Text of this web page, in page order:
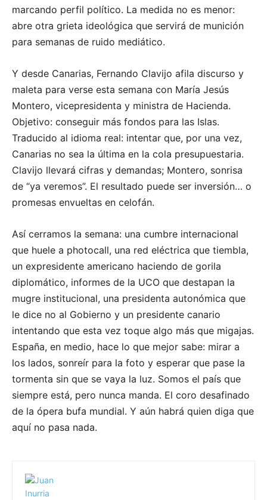
marcando perfil político. La medida no es menor:
abre otra grieta ideológica que servirá de munición
para semanas de ruido mediático.
Y desde Canarias, Fernando Clavijo afila discurso y
maleta para verse esta semana con María Jesús
Montero, vicepresidenta y ministra de Hacienda.
Objetivo: conseguir más fondos para las Islas.
Traducido al idioma real: intentar que, por una vez,
Canarias no sea la última en la cola presupuestaria.
Clavijo llevará cifras y demandas; Montero, sonrisa
de “ya veremos”. El resultado puede ser inversión… o
promesas envueltas en celofán.
Así cerramos la semana: una cumbre internacional
que huele a photocall, una red eléctrica que tiembla,
un expresidente americano haciendo de gorila
diplomático, informes de la UCO que destapan la
mugre institucional, una presidenta autonómica que
le dice no al Gobierno y un presidente canario
intentando que esta vez toque algo más que migajas.
España, en medio, hace lo que mejor sabe: mirar a
los lados, sonreír para la foto y esperar que pase la
tormenta sin que se vaya la luz. Somos el país que
siempre está, pero nunca manda. El coro desafinado
de la ópera bufa mundial. Y aún habrá quien diga que
aquí no pasa nada.